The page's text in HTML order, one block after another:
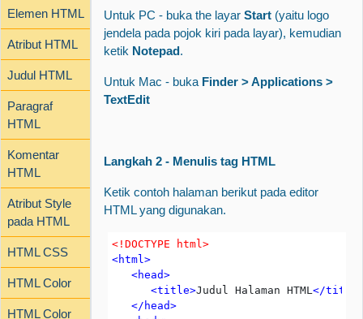
Elemen HTML
Atribut HTML
Judul HTML
Paragraf
HTML
Komentar
HTML
Atribut Style
pada HTML
HTML CSS
HTML Color
HTML Color
Untuk PC - buka the layar Start (yaitu logo
jendela pada pojok kiri pada layar), kemudian
ketik Notepad.
Untuk Mac - buka Finder > Applications >
TextEdit
Langkah 2 - Menulis tag HTML
Ketik contoh halaman berikut pada editor
HTML yang digunakan.
< !DOCTYPE html>
<html>
   <head
>
      <title
>Judul Halaman HTML</title
   </head
>